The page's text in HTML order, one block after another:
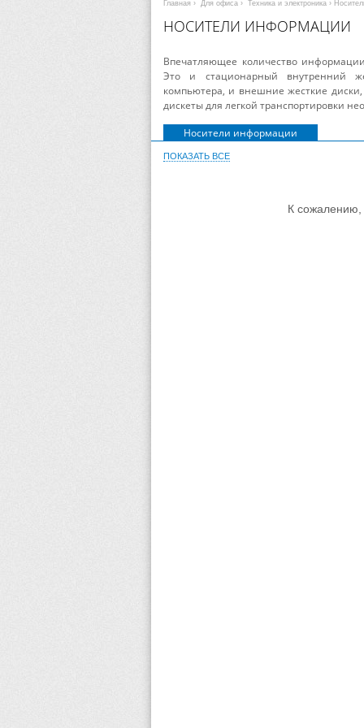
Главная › Для офиса › Техника и электроника ›
НОСИТЕЛИ ИНФОРМАЦИИ
Впечатляющее количество
Это и стационарный внутренний
компьютера, и внешние жесткие
дискеты для легкой транспортировки
Носители информации
ПОКАЗАТЬ ВСЕ
К сожалению,